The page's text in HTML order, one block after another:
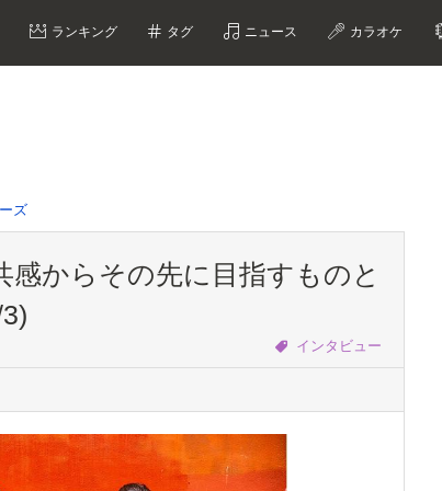
ランキング タグ ニュース カラオケ
ズ
からその先に目指すものと
インタビュー